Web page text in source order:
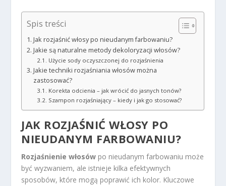
Spis treści
Jak rozjaśnić włosy po nieudanym farbowaniu?
Jakie są naturalne metody dekoloryzacji włosów?
Użycie sody oczyszczonej do rozjaśnienia
Jakie techniki rozjaśniania włosów można
zastosować?
Korekta odcienia – jak wrócić do jasnych tonów?
Szampon rozjaśniający – kiedy i jak go stosować?
JAK ROZJAŚNIĆ WŁOSY PO
NIEUDANYM FARBOWANIU?
Rozjaśnienie włosów po nieudanym farbowaniu może
być wyzwaniem, ale istnieje kilka efektywnych
sposobów, które mogą poprawić ich kolor. Kluczowe